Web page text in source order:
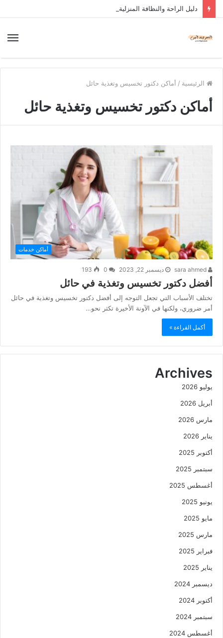
دليل الراحة والنظافة المنزلية
الرئيسية / أماكن دكتور تخسيس وتغذية حائل
أماكن دكتور تخسيس وتغذية حائل
أماكن خدمات
ديسمبر 22, 2023 193
أفضل دكتور تخسيس وتغذية في حائل
تختلف الأسباب التي تجعل التوجه إلى أفضل دكتور تخسيس وتغذية في حائل
أمر ضروري، ولكنها في الآونة الأخيرة تكثر نحو…
أكمل القراءة »
Archives
يوليو 2026
أبريل 2026
مارس 2026
يناير 2026
أكتوبر 2025
سبتمبر 2025
أغسطس 2025
يونيو 2025
مايو 2025
مارس 2025
فبراير 2025
يناير 2025
ديسمبر 2024
أكتوبر 2024
سبتمبر 2024
أغسطس 2024